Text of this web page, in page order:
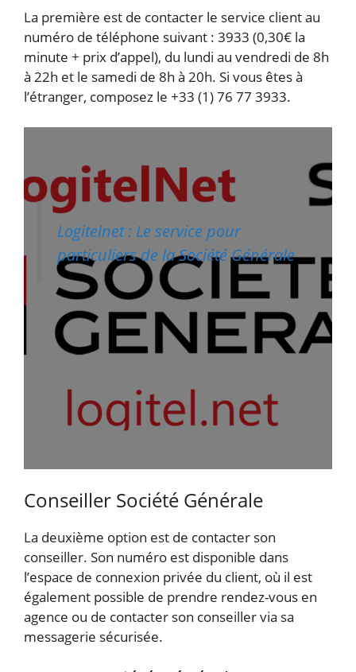
La première est de contacter le service client au
numéro de téléphone suivant : 3933 (0,30€ la
minute + prix d’appel), du lundi au vendredi de 8h
à 22h et le samedi de 8h à 20h. Si vous êtes à
l’étranger, composez le +33 (1) 76 77 3933.
Logitelnet : Le service pour
particuliers de la Société Générale
Conseiller Société Générale
La deuxième option est de contacter son
conseiller. Son numéro est disponible dans
l’espace de connexion privée du client, où il est
également possible de prendre rendez-vous en
agence ou de contacter son conseiller via sa
messagerie sécurisée.